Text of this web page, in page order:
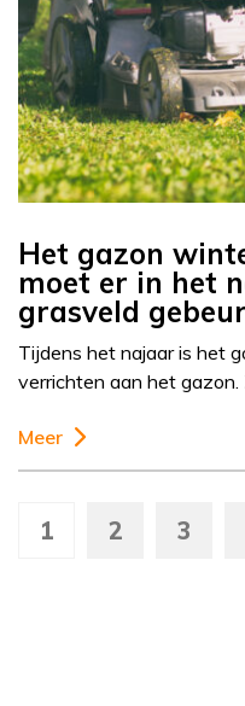
Het gazon
moet er in het
grasveld
Tijdens het najaar is het
verrichten aan het
Meer
1 2 3